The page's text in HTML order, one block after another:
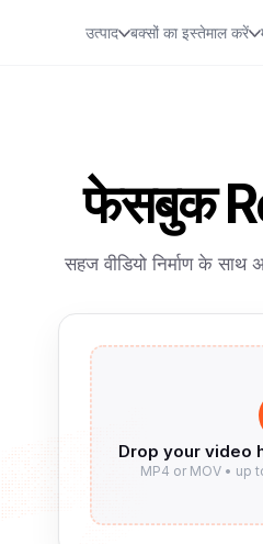
उत्पाद बक्सों का इस्तेमाल करें
फेसबुक
सहज वीडियो निर्माण के